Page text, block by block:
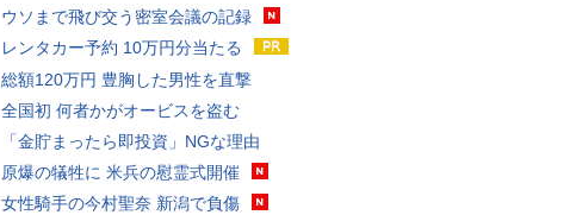
ウソまで飛び交う密室会議の記録
レンタカー予約 10万円分当たる
総額120万円 豊胸した男性を直撃
全国初 何者かがオービスを盗む
「金貯まったら即投資」NGな理由
原爆の犠牲に 米兵の慰霊式開催
女性騎手の今村聖奈 新潟で負傷